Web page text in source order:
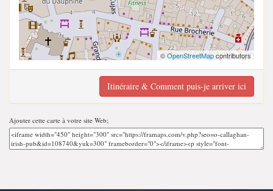
©OpenStreetMapcontributors
Itinéraire & Comment puis-je arriver ici
Ajouter cette carte à votre site Web;